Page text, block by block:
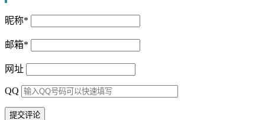
昵称*
邮箱*
网址
QQ